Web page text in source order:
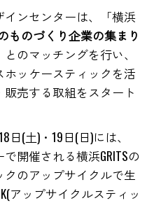
インセンターは、「横浜
ものづくり企業の集まり
とのマッチングを行い、
ッケースティックを活
売する取組をスタート
(土)・19日(日)には、
開催される横浜GRITSの
のアップサイクルで生
アップサイクルスティッ